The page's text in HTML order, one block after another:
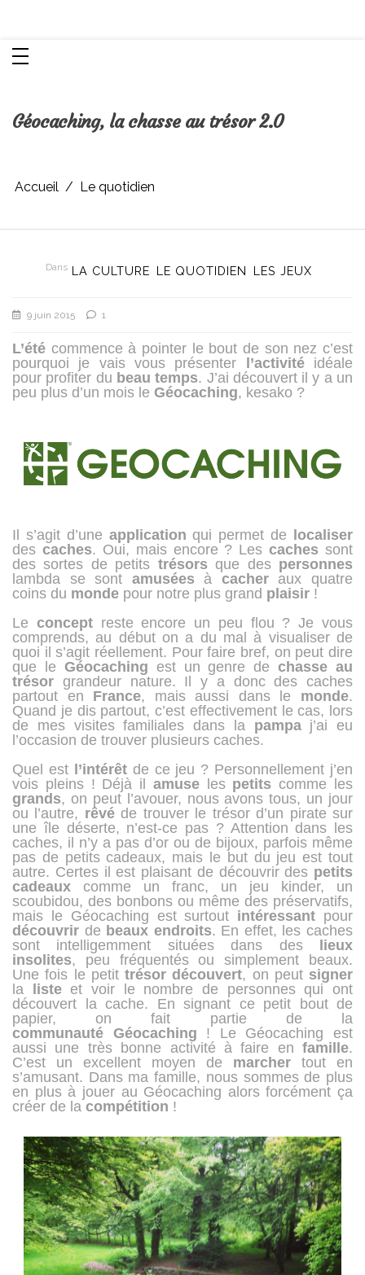
Géocaching, la chasse au trésor 2.0
Accueil Le quotidien
Dans LA CULTURE LE QUOTIDIEN LES JEUX
9 juin 2015 1
L’été commence à pointer le bout de son nez c’est
pourquoi je vais vous présenter l’activitéidéale
pour profiter du beau temps. J’ai découvert il y a un
peu plus d’un mois le Géocaching, kesako ?
Il s’agit d’une application qui permet de
localiser
des caches. Oui, mais encore ? Lescaches sont
des sortes de petits trésors que des personnes
lambda se sont amusées à cacheraux quatre
coins du monde pour notre plus grand plaisir !
Le conceptreste encore un peu flou ? Je vous
comprends, au début on a du mal à visualiser de
quoi il s’agit réellement. Pour faire bref, on peut dire
que le Géocaching est un genre dechasse au
trésor grandeur nature. Il y a donc des caches
partout en France, mais aussi dans le monde.
Quand je dis partout, c’est effectivement le cas, lors
de mes visites familiales dans la pampaj’ai eu
l’occasion de trouver plusieurs caches.
Quel est
l’intérêtde ce jeu ? Personnellement j’en
vois pleins ! Déjà il amuseles petits comme les
grands, on peut l’avouer, nous avons tous, un jour
ou l’autre, rêvéde trouver le trésor d’un pirate sur
une île déserte, n’est-ce pas ? Attention dans les
caches, il n’y a pas d’or ou de bijoux, parfois même
pas de petits cadeaux, mais le but du jeu est tout
autre. Certes il est plaisant de découvrir des petits
cadeaux comme un franc, un jeu kinder, un
scoubidou, des bonbons ou même des préservatifs,
mais le Géocaching est surtout intéressant pour
découvrir de beaux endroits. En effet, les caches
sont intelligemment situées dans des
lieux
insolites, peu fréquentés ou simplement beaux.
Une fois le petit trésor découvert, on peut signer
la
listeet voir le nombre de personnes qui ont
découvert la cache. En signant ce petit bout de
papier, on fait partie de la
communauté Géocaching ! Le Géocaching est
aussi une très bonne activité à faire en famille.
C’est un excellent moyen de marcher tout en
s’amusant. Dans ma famille, nous sommes de plus
en plus à jouer au Géocaching alors forcément ça
créer de la compétition !